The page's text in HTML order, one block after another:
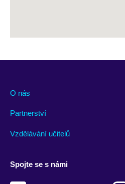
O nás
Partnerství
Vzdělávání učitelů
Spojte se s námi